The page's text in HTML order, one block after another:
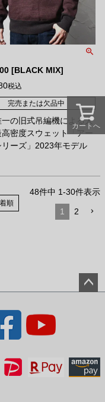
[BLACK MIX]
税込
完売または欠品中
一の旧式吊編機による人
密度スウェット「アー
リーズ」2023年モデル
順
48件中 1-30件表示
1 2
カートへ